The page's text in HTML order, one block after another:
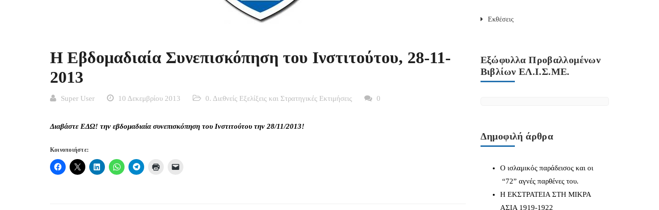
Η Εβδομαδιαία Συνεπισκόπηση του Ινστιτούτου, 28-11-
2013
Super User 10 Δεκεμβρίου 2013 0. Διεθνείς Εξελίξεις και Στρατηγικές Εκτιμήσεις 0
Διαβάστε ΕΔΩ! την εβδομαδιαία συνεπισκόπηση του Ινστιτούτου την 28/11/2013!
Κοινοποιήστε:
Εκθέσεις
Εξώφυλλα Προβαλλομένων
Βιβλίων ΕΛ.Ι.Σ.ΜΕ.
Δημοφιλή άρθρα
Ο ισλαμικός παράδεισος και οι
“72” αγνές παρθένες του.
Η ΕΚΣΤΡΑΤΕΙΑ ΣΤΗ ΜΙΚΡΑ
ΑΣΙΑ 1919-1922